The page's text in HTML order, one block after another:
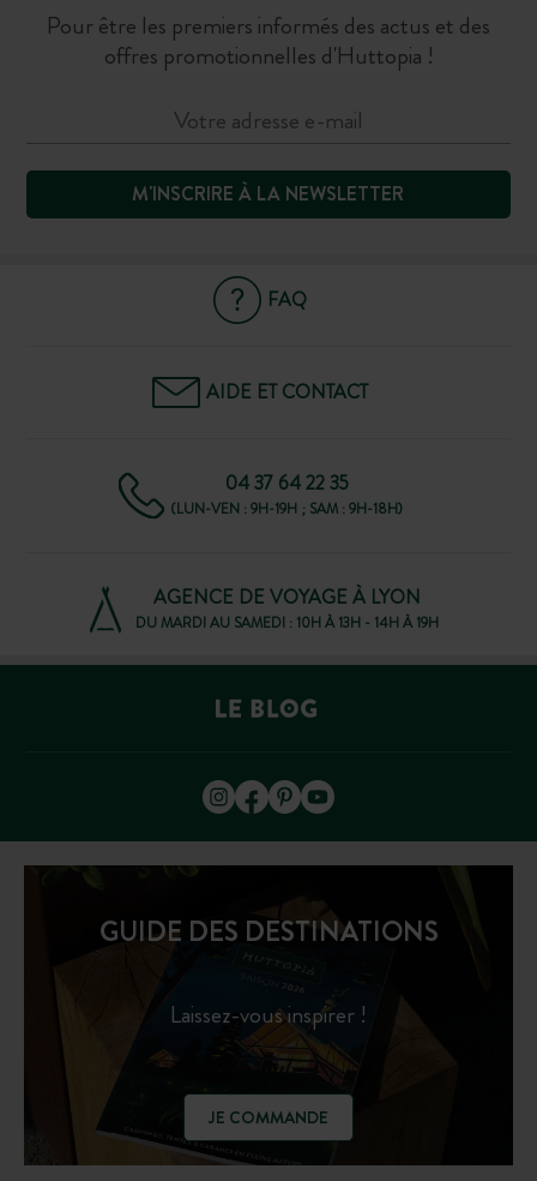
Pour être les premiers informés des actus et des
offres promotionnelles d'Huttopia !
M'INSCRIRE À LA NEWSLETTER
FAQ
AIDE ET CONTACT
04 37 64 22 35
(LUN-VEN : 9H-19H ; SAM : 9H-18H)
AGENCE DE VOYAGE À LYON
DU MARDI AU SAMEDI : 10H À 13H - 14H À 19H
GUIDE DES DESTINATIONS
Laissez-vous inspirer !
JE COMMANDE